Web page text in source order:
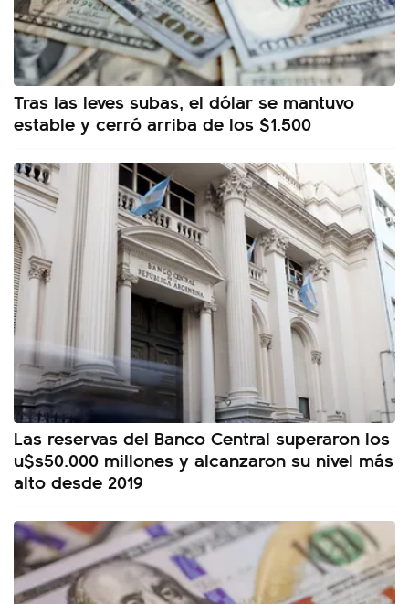
Tras las leves subas, el dólar se mantuvo
estable y cerró arriba de los $1.500
Las reservas del Banco Central superaron los
u$s50.000 millones y alcanzaron su nivel más
alto desde 2019